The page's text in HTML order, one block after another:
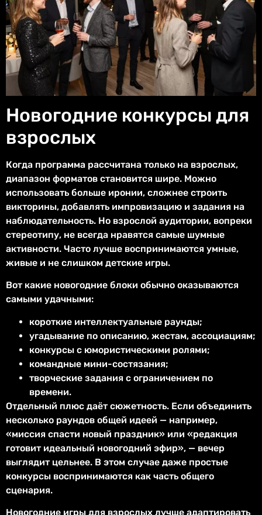
Новогодние конкурсы для
взрослых
Когда программа рассчитана только на взрослых,
диапазон форматов становится шире. Можно
использовать больше иронии, сложнее строить
викторины, добавлять импровизацию и задания на
наблюдательность. Но взрослой аудитории, вопреки
стереотипу, не всегда нравятся самые шумные
активности. Часто лучше воспринимаются умные,
живые и не слишком детские игры.
Вот какие новогодние блоки обычно оказываются
самыми удачными:
короткие интеллектуальные раунды;
угадывание по описанию, жестам, ассоциациям;
конкурсы с юмористическими ролями;
командные мини-состязания;
творческие задания с ограничением по
времени.
Отдельный плюс даёт сюжетность. Если объединить
несколько раундов общей идеей — например,
«миссия спасти новый праздник» или «редакция
готовит идеальный новогодний эфир», — вечер
выглядит цельнее. В этом случае даже простые
конкурсы воспринимаются как часть общего
сценария.
Новогодние игры для взрослых лучше адаптировать